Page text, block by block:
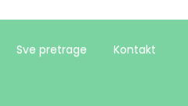
Sve pretrage Kontakt